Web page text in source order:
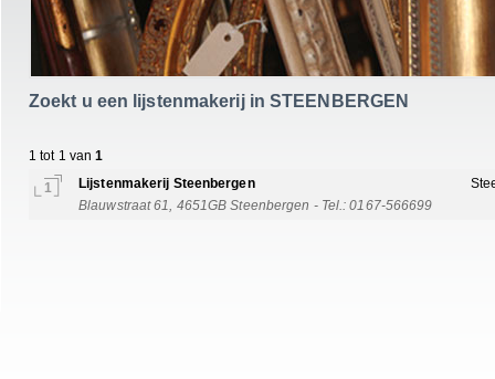
Zoekt u een lijstenmakerij in STEENBERGEN
1 tot 1 van1
1 Lijstenmakerij Steenbergen
Blauwstraat 61, 4651GB Steenbergen - Tel.: 0167-566699